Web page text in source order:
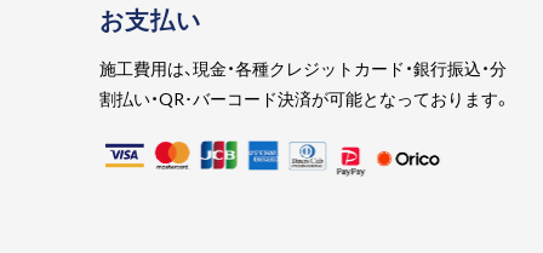
お支払い
施工費用は、現金・各種クレジットカード・銀行振込・分
割払い・QR･バーコード決済が可能となっております。